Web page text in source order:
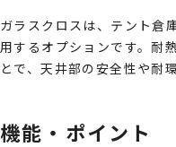
ガラスクロスは、テント倉
用するオプションです。耐
とで、天井部の安全性や耐
機能・ポイント